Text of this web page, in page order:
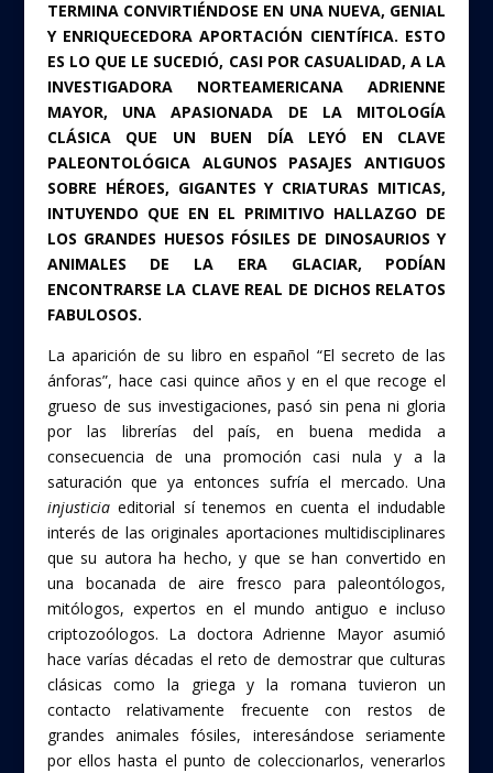
TERMINA CONVIRTIÉNDOSE EN UNA NUEVA, GENIAL
Y ENRIQUECEDORA APORTACIÓN CIENTÍFICA. ESTO
ES LO QUE LE SUCEDIÓ, CASI POR CASUALIDAD, A LA
INVESTIGADORA NORTEAMERICANA ADRIENNE
MAYOR, UNA APASIONADA DE LA MITOLOGÍA
CLÁSICA QUE UN BUEN DÍA LEYÓ EN CLAVE
PALEONTOLÓGICA ALGUNOS PASAJES ANTIGUOS
SOBRE HÉROES, GIGANTES Y CRIATURAS MITICAS,
INTUYENDO QUE EN EL PRIMITIVO HALLAZGO DE
LOS GRANDES HUESOS FÓSILES DE DINOSAURIOS Y
ANIMALES DE LA ERA GLACIAR, PODÍAN
ENCONTRARSE LA CLAVE REAL DE DICHOS RELATOS
FABULOSOS.
La aparición de su libro en español “El secreto de las
ánforas”, hace casi quince años y en el que recoge el
grueso de sus investigaciones, pasó sin pena ni gloria
por las librerías del país, en buena medida a
consecuencia de una promoción casi nula y a la
saturación que ya entonces sufría el mercado. Una
injusticiaeditorial sí tenemos en cuenta el indudable
interés de las originales aportaciones multidisciplinares
que su autora ha hecho, y que se han convertido en
una bocanada de aire fresco para paleontólogos,
mitólogos, expertos en el mundo antiguo e incluso
criptozoólogos. La doctora Adrienne Mayor asumió
hace varías décadas el reto de demostrar que culturas
clásicas como la griega y la romana tuvieron un
contacto relativamente frecuente con restos de
grandes animales fósiles, interesándose seriamente
por ellos hasta el punto de coleccionarlos, venerarlos